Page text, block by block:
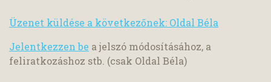
Üzenet küldése a következőnek: Oldal Béla
Jelentkezzen be a jelszó módosításához, a
feliratkozáshoz stb. (csak Oldal Béla)